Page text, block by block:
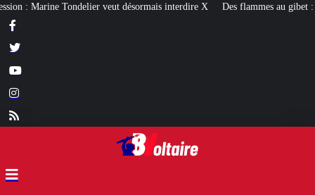
interdire X Des flammes au gibet : quatre millénaires de